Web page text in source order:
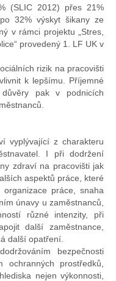
(SLIC 2012) přes 21%
32% výskyt šikany ze
v rámci projektu „Stres,
provedený 1. LF UK v
rizik na pracovišti
k lepšímu. Příjemné
pak v podnicích
vyplývající z charakteru
I při dodržení
zdraví na pracovišti jak
aspektů práce, které
práce, snaha
únavy u zaměstnanců,
různé intenzity, při
další zaměstnance,
další opatření.
bezpečnosti
ochranných prostředků,
nejen výkonnosti,